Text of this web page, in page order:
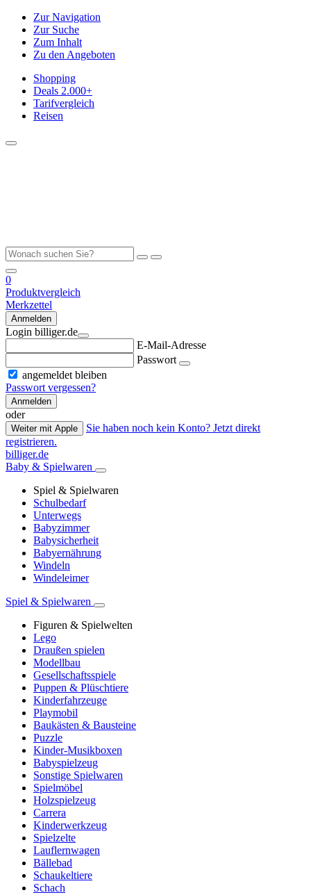
Zur Navigation
Zur Suche
Zum Inhalt
Zu den Angeboten
Shopping
Deals 2.000+
Tarifvergleich
Reisen
0
Produktvergleich
Merkzettel
Anmelden
Login billiger.de
E-Mail-Adresse
Passwort
angemeldet bleiben
Passwort vergessen?
Anmelden
oder
Weiter mit Apple
Sie haben noch kein Konto? Jetzt direkt
registrieren.
billiger.de
Baby & Spielwaren
Spiel & Spielwaren
Schulbedarf
Unterwegs
Babyzimmer
Babysicherheit
Babyernährung
Windeln
Windeleimer
Spiel & Spielwaren
Figuren & Spielwelten
Lego
Draußen spielen
Modellbau
Gesellschaftsspiele
Puppen & Plüschtiere
Kinderfahrzeuge
Playmobil
Baukästen & Bausteine
Puzzle
Kinder-Musikboxen
Babyspielzeug
Sonstige Spielwaren
Spielmöbel
Holzspielzeug
Carrera
Kinderwerkzeug
Spielzelte
Lauflernwagen
Bällebad
Schaukeltiere
Schach